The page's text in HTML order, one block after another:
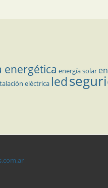
energética energía solar
eléctrica led